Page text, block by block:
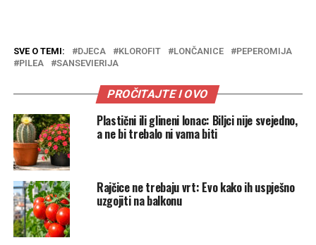
SVE O TEMI: DJECA KLOROFIT LONČANICE
PEPEROMIJA
PILEA
SANSEVIERIJA
PROČITAJTE I OVO
Plastični ili glineni lonac: Biljci nije svejedno,
a ne bi trebalo ni vama biti
Rajčice ne trebaju vrt: Evo kako ih uspješno
uzgojiti na balkonu